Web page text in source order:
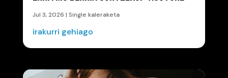
Jul 3, 2026 | Single kaleraketa
irakurri gehiago